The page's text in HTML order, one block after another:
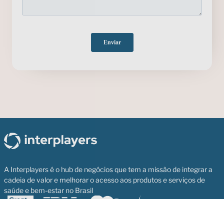
A Interplayers é o hub de negócios que tem a missão de integrar a
cadeia de valor e melhorar o acesso aos produtos e serviços de
saúde e bem-estar no Brasil